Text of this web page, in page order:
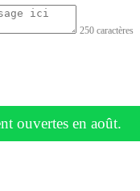
250 caractères
ouvertes en août.